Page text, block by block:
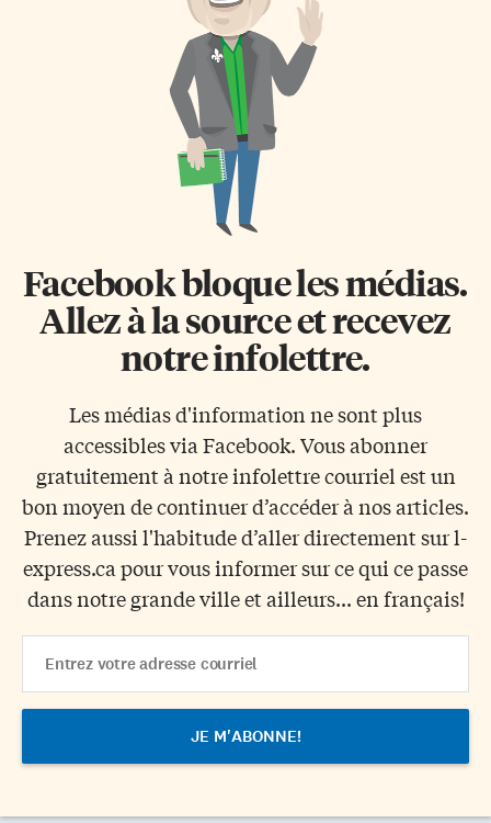
Facebook bloque les médias.
Allez à la source et recevez
notre infolettre.
Les médias d'information ne sont plus
accessibles via Facebook. Vous abonner
gratuitement à notre infolettre courriel est un
bon moyen de continuer d’accéder à nos articles.
Prenez aussi l'habitude d’aller directement sur l-
express.ca pour vous informer sur ce qui ce passe
dans notre grande ville et ailleurs... en français!
Address